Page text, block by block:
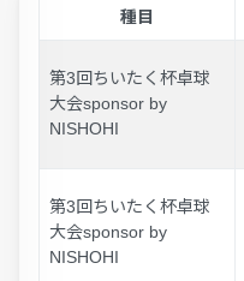
種目
第3回ちいたく杯卓球
大会sponsor by
NISHOHI
第3回ちいたく杯卓球
大会sponsor by
NISHOHI